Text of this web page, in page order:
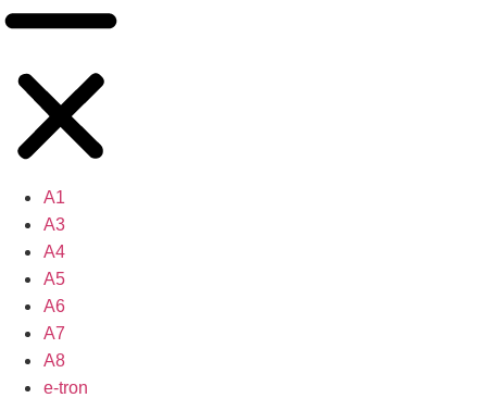
A1
A3
A4
A5
A6
A7
A8
e-tron